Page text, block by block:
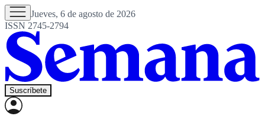
Jueves, 6 de agosto de 2026
ISSN 2745-2794
Suscríbete